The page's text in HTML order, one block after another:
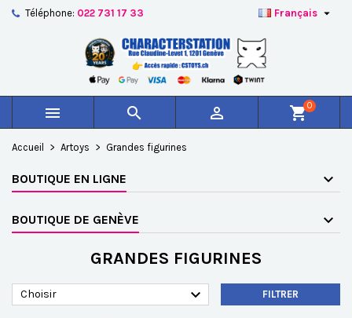
Téléphone: 022 731 17 33 Français 
   shopping_cart0
Accueil Artoys Grandes figurines
BOUTIQUE EN LIGNE
BOUTIQUE DE GENÈVE
GRANDES FIGURINES
Choisir  FILTRER
Créer une nouvelle liste
((confirmMessage))
((cancelText)) ((modalDeleteText))
Nom de la liste d'envies
Annuler
Vous devez être connecté pour ajouter des produits à
votre liste d'envies.